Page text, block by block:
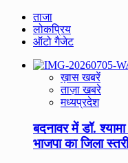
ताजा
लोकप्रिय
ऑटो गैजेट
ख़ास खबरें
ताज़ा खबरे
मध्यप्रदेश
बदनावर में डॉ.
भाजपा का जिला